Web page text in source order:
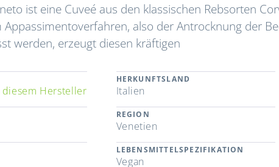
ist eine Cuveé aus den klassischen Rebsorten
Appassimentoverfahren, also der Antrocknung der
werden, erzeugt diesen kräftigen
diesem Hersteller
HERKUNFTSLAND
Italien
REGION
Venetien
LEBENSMITTELSPEZIFIKATION
Vegan